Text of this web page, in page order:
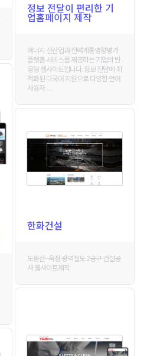
정보 전달이 편리한 기
업홈페이지 제작
에너지 신산업과 전력계통영향평가
플랫폼 서비스를 제공하는 기업의 반
응형 웹사이트입니다. 정보 전달에 최
적화된 다국어 지원으로 다양한 언어
사용자 . . .
한화건설
도봉산~옥정 광역철도 2공구 건설공
사 웹사이트제작